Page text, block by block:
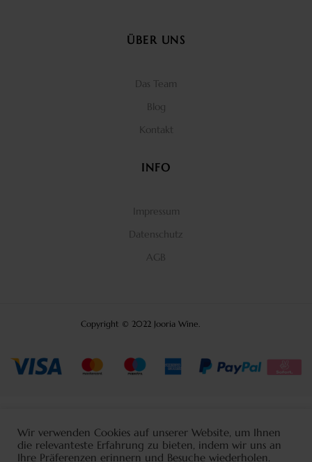
ÜBER UNS
Das Team
Blog
Kontakt
INFO
Impressum
Datenschutz
AGB
Copyright © 2022 Jooria Wine.
Wir verwenden Cookies auf unserer Website, um Ihnen
die relevanteste Erfahrung zu bieten, indem wir uns an
Ihre Präferenzen erinnern und Besuche wiederholen.